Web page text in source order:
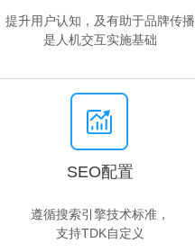
提升用户认知，及有助于品牌传播
是人机交互实施基础
SEO配置
遵循搜索引擎技术标准，
支持TDK自定义